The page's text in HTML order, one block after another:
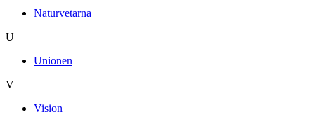
Naturvetarna
U
Unionen
V
Vision